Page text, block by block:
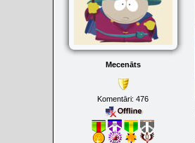
Mecenāts
Komentāri: 476